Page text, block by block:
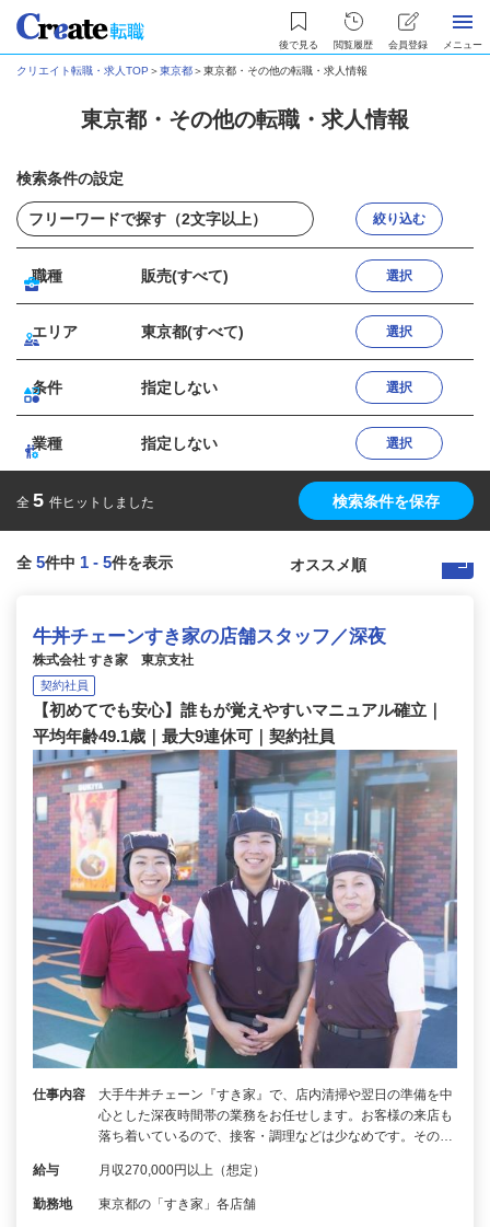
後で見る 閲覧履歴 会員登録 メニュー
クリエイト転職・求人TOP ＞東京都＞東京都・その他の転職・求人情報
東京都・その他の転職・求人情報
検索条件の設定
絞り込む
職種 販売(すべて) 選択
エリア 東京都(すべて) 選択
条件 指定しない 選択
業種 指定しない 選択
全 5 件ヒットしました 検索条件を保存
全 5件中 1 - 5件を表示
牛丼チェーンすき家の店舗スタッフ／深夜
株式会社 すき家 東京支社
契約社員
【初めてでも安心】誰もが覚えやすいマニュアル確立｜
平均年齢49.1歳｜最大9連休可｜契約社員
仕事内容
大手牛丼チェーン『すき家』で、店内清掃や翌日の準備を中
心とした深夜時間帯の業務をお任せします。お客様の来店も
落ち着いているので、接客・調理などは少なめです。その…
給与 月収270,000円以上（想定）
勤務地 東京都の「すき家」各店舗